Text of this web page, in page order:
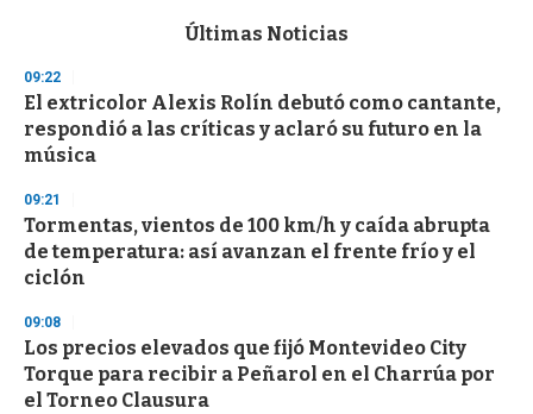
d
s
o
f
3
s
e
c
o
n
Últimas Noticias
09:22
El extricolor Alexis Rolín debutó como cantante,
respondió a las críticas y aclaró su futuro en la
música
09:21
Tormentas, vientos de 100 km/h y caída abrupta
de temperatura: así avanzan el frente frío y el
ciclón
09:08
Los precios elevados que fijó Montevideo City
Torque para recibir a Peñarol en el Charrúa por
el Torneo Clausura